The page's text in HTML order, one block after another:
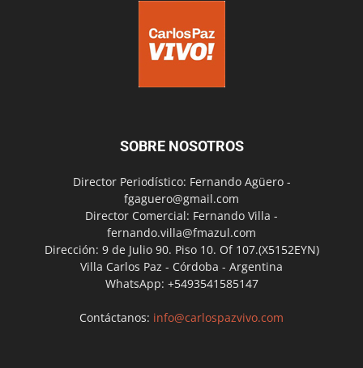
SOBRE NOSOTROS
Director Periodístico: Fernando Agüero -
fgaguero@gmail.com
Director Comercial: Fernando Villa -
fernando.villa@fmazul.com
Dirección: 9 de Julio 90. Piso 10. Of 107.(X5152EYN)
Villa Carlos Paz - Córdoba - Argentina
WhatsApp: +5493541585147
Contáctanos: info@carlospazvivo.com